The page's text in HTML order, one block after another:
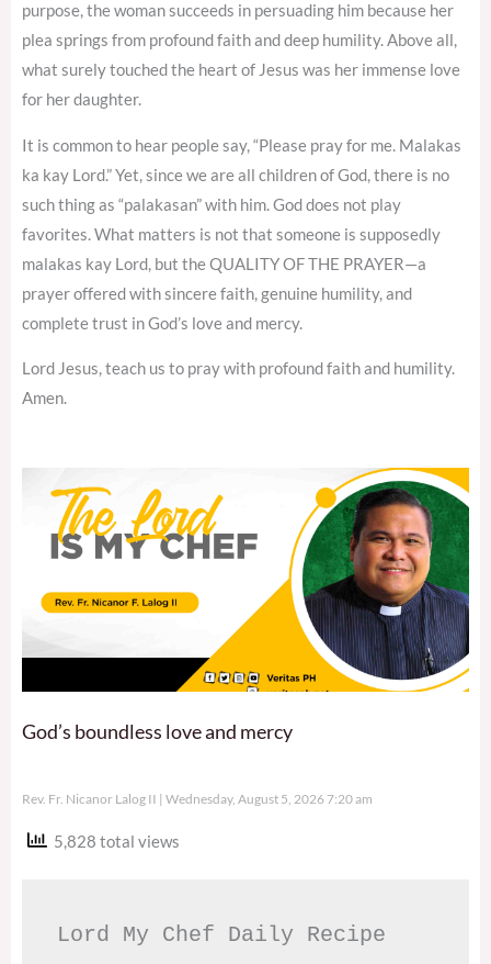
purpose, the woman succeeds in persuading him because her
plea springs from profound faith and deep humility. Above all,
what surely touched the heart of Jesus was her immense love
for her daughter.
It is common to hear people say, “Please pray for me. Malakas
ka kay Lord.” Yet, since we are all children of God, there is no
such thing as “palakasan” with him. God does not play
favorites. What matters is not that someone is supposedly
malakas kay Lord, but the QUALITY OF THE PRAYER—a
prayer offered with sincere faith, genuine humility, and
complete trust in God’s love and mercy.
Lord Jesus, teach us to pray with profound faith and humility.
Amen.
God’s boundless love and mercy
Rev. Fr. Nicanor Lalog II Wednesday, August 5, 2026 7:20 am
5,828 total views
Lord My Chef Daily Recipe